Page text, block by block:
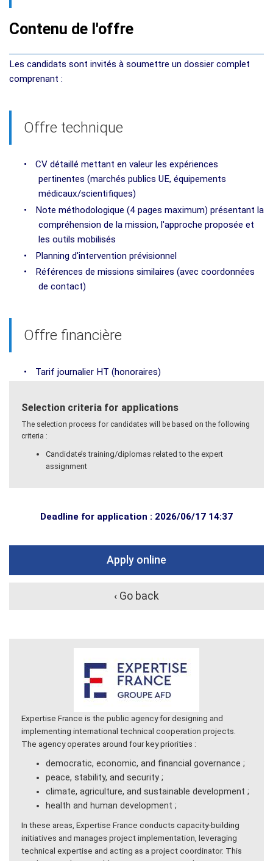
Contenu de l'offre
Les candidats sont invités à soumettre un dossier complet
comprenant :
Offre technique
•
CV détaillé mettant en valeur les expériences
pertinentes (marchés publics UE, équipements
médicaux/scientifiques)
•
Note méthodologique (4 pages maximum) présentant la
compréhension de la mission, l'approche proposée et
les outils mobilisés
•
Planning d'intervention prévisionnel
•
Références de missions similaires (avec coordonnées
de contact)
Offre financière
• Tarif journalier HT (honoraires)
Selection criteria for applications
The selection process for candidates will be based on the following
criteria :
Candidate’s training/diplomas related to the expert
assignment
Deadline for application : 2026/06/17 14:37
Apply online
‹ Go back
Expertise France is the public agency for designing and
implementing international technical cooperation projects.
The agency operates around four key priorities :
democratic, economic, and financial governance ;
peace, stability, and security ;
climate, agriculture, and sustainable development ;
health and human development ;
In these areas, Expertise France conducts capacity-building
initiatives and manages project implementation, leveraging
technical expertise and acting as a project coordinator. This